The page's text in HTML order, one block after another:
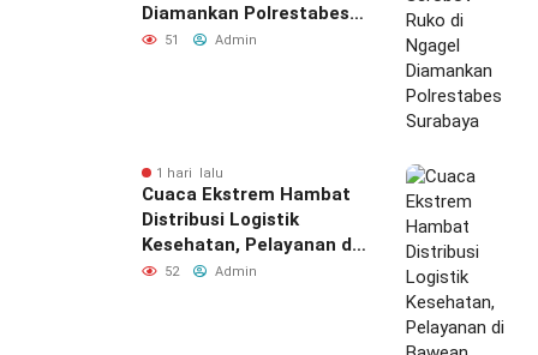
Diamankan Polrestabes
Surabaya
51 Admin
1 hari lalu
Cuaca Ekstrem Hambat
Distribusi Logistik
Kesehatan, Pelayanan di
Bawean Tetap
52 Admin